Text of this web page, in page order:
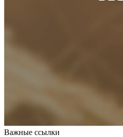
Важные ссылки